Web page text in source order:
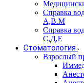
Справка
А,В.М
Справка
С,Д,Е
Стоматология
Взрослый